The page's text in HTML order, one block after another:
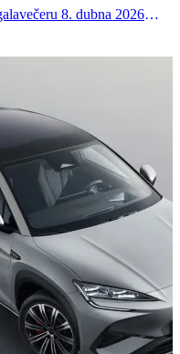
8. dubna 2026